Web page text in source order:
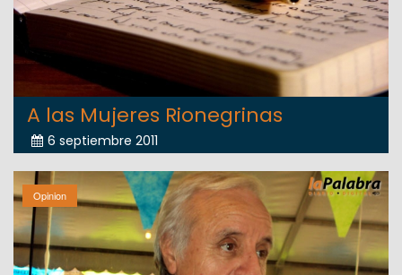
A las Mujeres Rionegrinas
6 septiembre 2011
Opinion